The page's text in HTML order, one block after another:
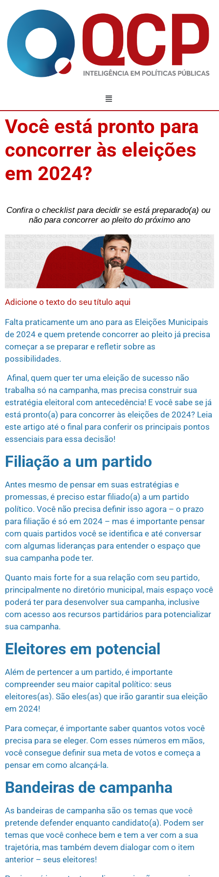
Você está pronto para
concorrer às eleições
em 2024?
Confira o checklist para decidir se está preparado(a) ou
não para concorrer ao pleito do próximo ano
Adicione o texto do seu título aqui
Falta praticamente um ano para as Eleições Municipais
de 2024 e quem pretende concorrer ao pleito já precisa
começar a se preparar e refletir sobre as
possibilidades.
Afinal, quem quer ter uma eleição de sucesso não
trabalha só na campanha, mas precisa construir sua
estratégia eleitoral com antecedência! E você sabe se já
está pronto(a) para concorrer às eleições de 2024? Leia
este artigo até o final para conferir os principais pontos
essenciais para essa decisão!
Filiação a um partido
Antes mesmo de pensar em suas estratégias e
promessas, é preciso estar filiado(a) a um partido
político. Você não precisa definir isso agora – o prazo
para filiação é só em 2024 – mas é importante pensar
com quais partidos você se identifica e até conversar
com algumas lideranças para entender o espaço que
sua campanha pode ter.
Quanto mais forte for a sua relação com seu partido,
principalmente no diretório municipal, mais espaço você
poderá ter para desenvolver sua campanha, inclusive
com acesso aos recursos partidários para potencializar
sua campanha.
Eleitores em potencial
Além de pertencer a um partido, é importante
compreender seu maior capital político: seus
eleitores(as). São eles(as) que irão garantir sua eleição
em 2024!
Para começar, é importante saber quantos votos você
precisa para se eleger. Com esses números em mãos,
você consegue definir sua meta de votos e começa a
pensar em como alcançá-la.
Bandeiras de campanha
As bandeiras de campanha são os temas que você
pretende defender enquanto candidato(a). Podem ser
temas que você conhece bem e tem a ver com a sua
trajetória, mas também devem dialogar com o item
anterior – seus eleitores!